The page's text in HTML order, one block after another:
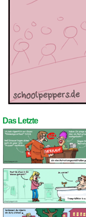
Das Letzte